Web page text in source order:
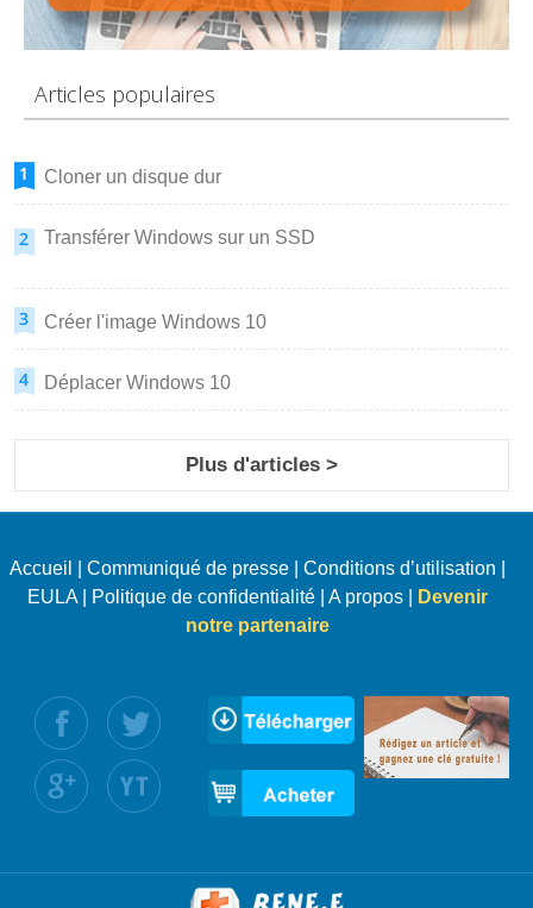
Articles populaires
Cloner un disque dur
Transférer Windows sur un SSD
Créer l'image Windows 10
Déplacer Windows 10
Plus d'articles >
Accueil Communiqué de presse| Conditions d’utilisation
EULA| Politique de confidentialité| A propos|
Devenir
notre partenaire
nous :